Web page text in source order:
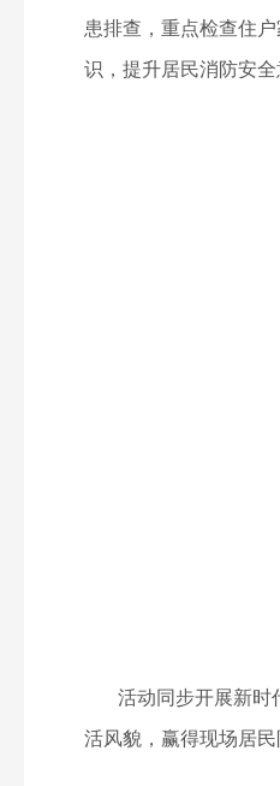
患排查，重点检查住
识，提升居民消防安
活动同步开展新时代
活风貌，赢得现场居